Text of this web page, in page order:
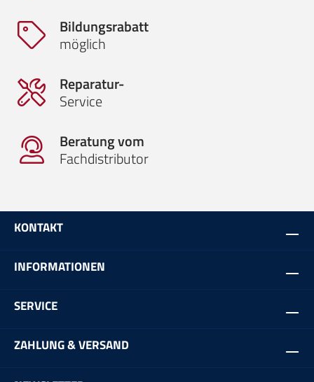
Bildungsrabatt
möglich
Reparatur-
Service
Beratung vom
Fachdistributor
KONTAKT
INFORMATIONEN
SERVICE
ZAHLUNG & VERSAND